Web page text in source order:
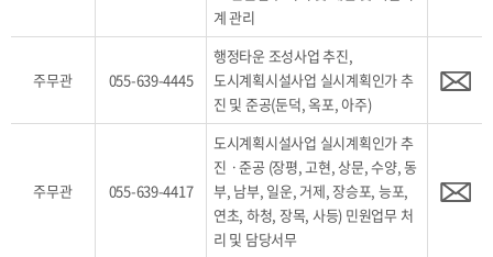
계 관리
주무관 055-639-4445
행정타운 조성사업 추진,
도시계획시설사업 실시계획인가 추
진 및 준공(둔덕, 옥포, 아주)
주무관 055-639-4417
도시계획시설사업 실시계획인가 추
진ㆍ준공 (장평, 고현, 상문, 수양, 동
부, 남부, 일운, 거제, 장승포, 능포,
연초, 하청, 장목, 사등) 민원업무 처
리 및 담당서무